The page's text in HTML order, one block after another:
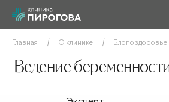
Главная О клинике Блог о здоровье
Ведение